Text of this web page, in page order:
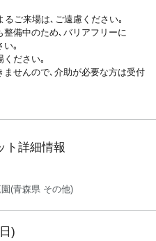
るご来場は､ご遠慮ください｡
整備中のため､バリアフリーに
い｡
ください｡
ませんので､介助が必要な方は受付
ト詳細情報
(青森県 その他)
)